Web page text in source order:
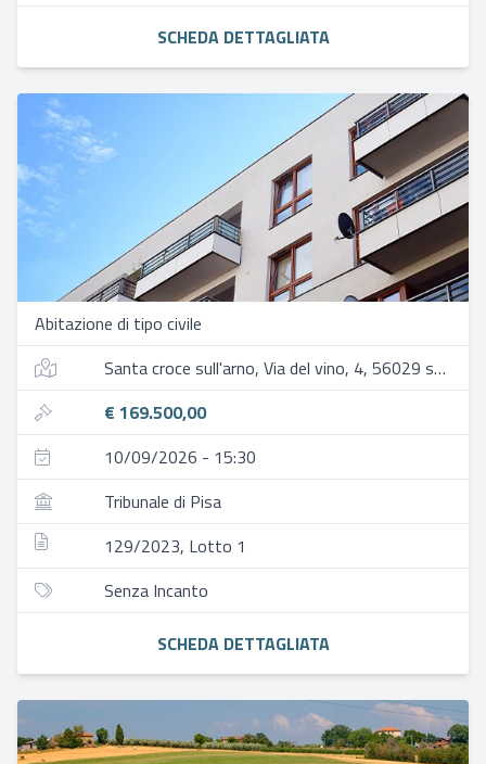
SCHEDA DETTAGLIATA
Abitazione di tipo civile
Santa croce sull'arno, Via del vino, 4, 56029 staffoli pi, italia
€ 169.500,00
10/09/2026 - 15:30
Tribunale di Pisa
129/2023, Lotto 1
Senza Incanto
SCHEDA DETTAGLIATA